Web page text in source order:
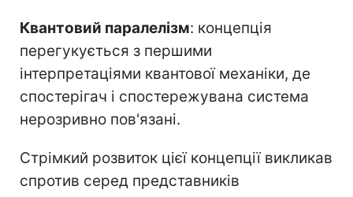
Квантовий паралелізм: концепція
перегукується з першими
інтерпретаціями квантової механіки, де
спостерігач і спостережувана система
нерозривно пов'язані.
Стрімкий розвиток цієї концепції викликав
спротив серед представників